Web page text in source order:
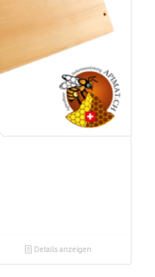
Details anzeigen